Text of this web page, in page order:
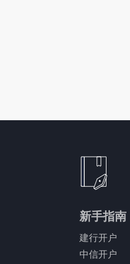
新手指南
建行开户
中信开户